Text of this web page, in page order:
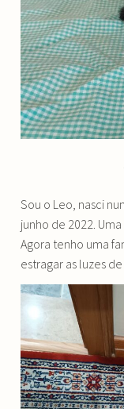
Sou o Leo, nasci
junho de 2022.
Agora tenho uma
estragar as luzes